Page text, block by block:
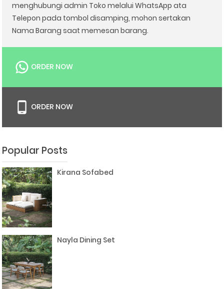
menghubungi admin Toko melalui WhatsApp ata
Telepon pada tombol disamping, mohon sertakan
Nama Barang saat memesan barang.
ORDER NOW
ORDER NOW
Popular Posts
Kirana Sofabed
Nayla Dining Set